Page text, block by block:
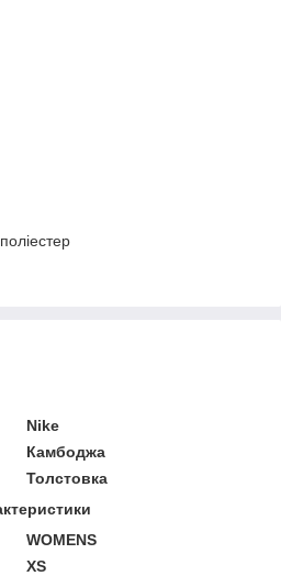
Nike
Камбоджа
Толстовка
WOMENS
XS